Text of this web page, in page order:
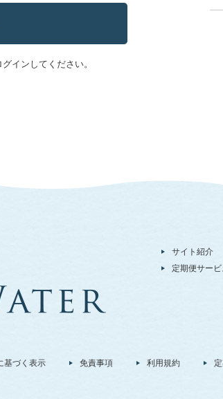
インしてください。
サイト紹介
定期便サー
基づく表示 免責事項 利用規約